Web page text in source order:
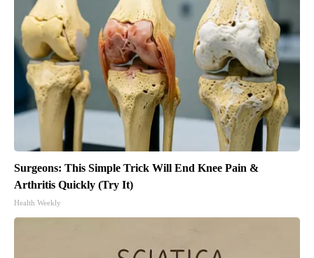
Surgeons: This Simple Trick Will End Knee Pain &
Arthritis Quickly (Try It)
Health Weekly